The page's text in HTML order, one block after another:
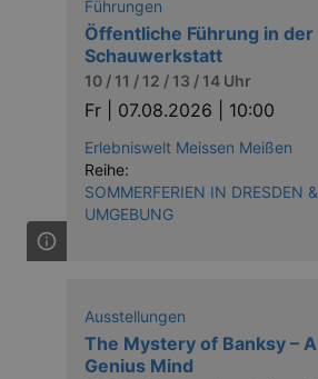
Führungen
Öffentliche Führung in der
Schauwerkstatt
10 / 11 / 12 / 13 / 14 Uhr
Fr | 07.08.2026 | 10:00
Erlebniswelt Meissen Meißen
Reihe:
SOMMERFERIEN IN DRESDEN &
UMGEBUNG
Ausstellungen
The Mystery of Banksy – A
Genius Mind
Analytics, according
rate - limiting the
after 10 minutes.
the end user uses the
may have seen before